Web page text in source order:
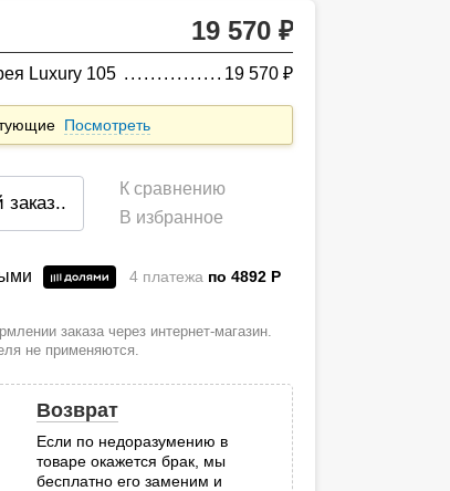
19 570
Luxury 105 19 570
Посмотреть
..
К сравнению
В избранное
4 платежа по 4892 P
заказа через интернет-магазин.
не применяются.
Возврат
Если по недоразумению в
товаре окажется брак, мы
бесплатно его заменим и